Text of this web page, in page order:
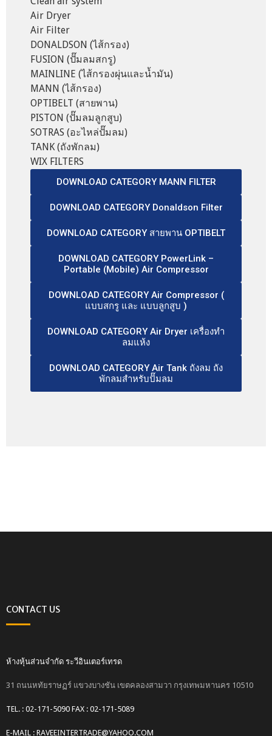
Air Dryer
Air Filter
DONALDSON (ไส้กรอง)
FUSION (ปั๊มลมสกรู)
MAINLINE (ไส้กรองผุ่นและน้ำมัน)
MANN (ไส้กรอง)
OPTIBELT (สายพาน)
PISTON (ปั๊มลมลูกสูบ)
SOTRAS (อะไหล่ปั๊มลม)
TANK (ถังพักลม)
WIX FILTERS
DOWNLOAD CATEGORY MANN FILTER
DOWNLOAD CATEGORY Donaldson Filter
DOWNLOAD CATEGORY สายพาน OPTIBELT
DOWNLOAD CATEGORY PowerLink –
Portable (Mobile) Air Compressor
DOWNLOAD CATEGORY Air Compressor (
แบบสกรู และ แบบลูกสูบ )
DOWNLOAD CATEGORY Air Dryer เครื่องทำ
ลมแห้ง
DOWNLOAD CATEGORY Air Tank ถังลม ถัง
พักลมสำหรับปั๊มลม
CONTACT US
ห้างหุ้นส่วนจำกัด ระวีอินเตอร์เทรด
31 ถนนหทัยราษฏร์ แขวงบางชัน เขตคลองสามวา กรุงเทพมหานคร 10510
TEL. : 02-171-5090 FAX : 02-171-5089
E-MAIL : RAVEEINTERTRADE@YAHOO.COM